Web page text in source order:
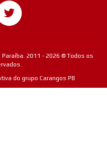
2011 - 2026 © Todos os
do grupo Carangos PB